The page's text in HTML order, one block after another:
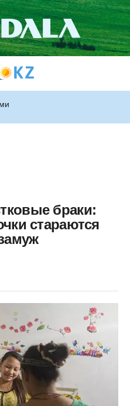
браки:
стараются